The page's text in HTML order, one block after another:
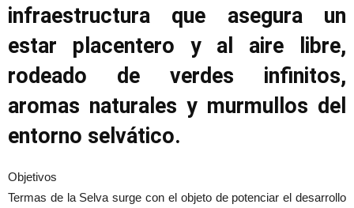
infraestructura que asegura un
estar placentero y al aire libre,
rodeado de verdes infinitos,
aromas naturales y murmullos del
entorno selvático.
Objetivos
Termas de la Selva surge con el objeto de potenciar el desarrollo